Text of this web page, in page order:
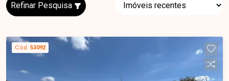
Refinar Pesquisa
Cód. 53092